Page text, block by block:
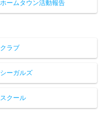
ホームタウン活動報告
クラブ
シーガルズ
スクール